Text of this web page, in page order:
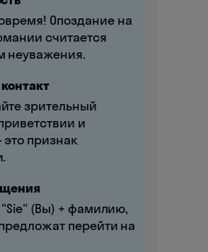
Опоздание на
считается
неуважения.
зрительный
и
признак
"Sie" (Вы) + фамилию,
перейти на